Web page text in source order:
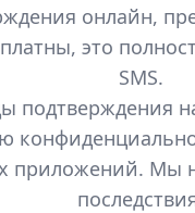
онлайн,
это
SMS.
подтверждения
приложений. Мы